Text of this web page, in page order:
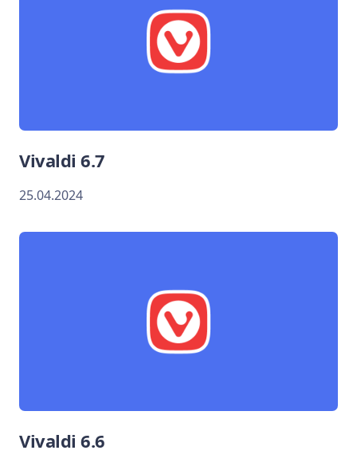
Vivaldi 6.7
25.04.2024
Vivaldi 6.6